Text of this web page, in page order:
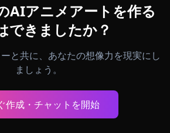
AIアニメアートを作る
できましたか？
と共に、あなたの想像力を現実にし
ましょう。
作成・チャットを開始